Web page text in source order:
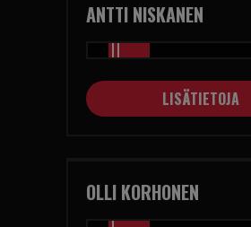
ANTTI NISKANEN
LISÄTIETOJA
OLLI KORHONEN